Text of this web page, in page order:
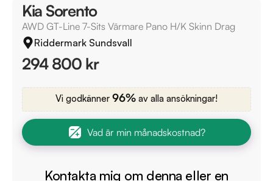
Kia Sorento
AWD GT-Line 7-Sits Värmare Pano H/K Skinn Drag
Riddermark Sundsvall
294 800 kr
Vi godkänner 96% av alla ansökningar!
Vad är min månadskostnad?
Kontakta mig om denna eller en